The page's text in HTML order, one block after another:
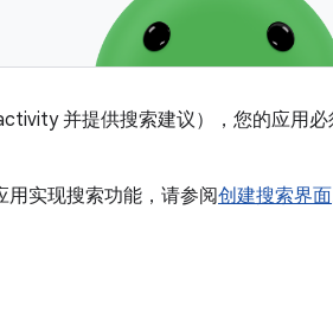
并提供搜索建议），您的应用必
实现搜索功能，请参阅创建搜索界面